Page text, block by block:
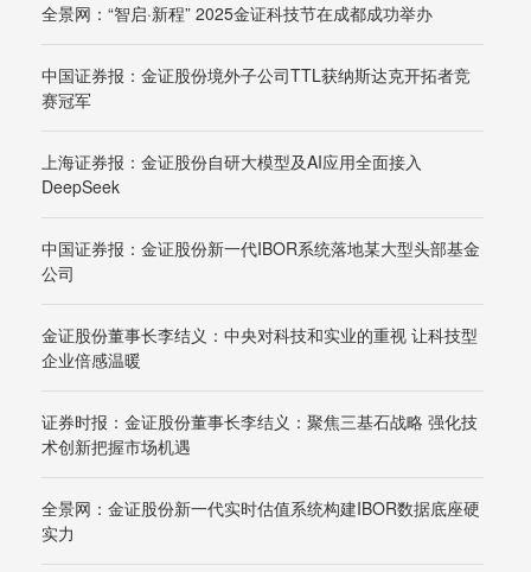
全景网：“智启·新程” 2025金证科技节在成都成功举办
中国证券报：金证股份境外子公司TTL获纳斯达克开拓者竞
赛冠军
上海证券报：金证股份自研大模型及AI应用全面接入
DeepSeek
中国证券报：金证股份新一代IBOR系统落地某大型头部基金
公司
金证股份董事长李结义：中央对科技和实业的重视 让科技型
企业倍感温暖
证券时报：金证股份董事长李结义：聚焦三基石战略 强化技
术创新把握市场机遇
全景网：金证股份新一代实时估值系统构建IBOR数据底座硬
实力